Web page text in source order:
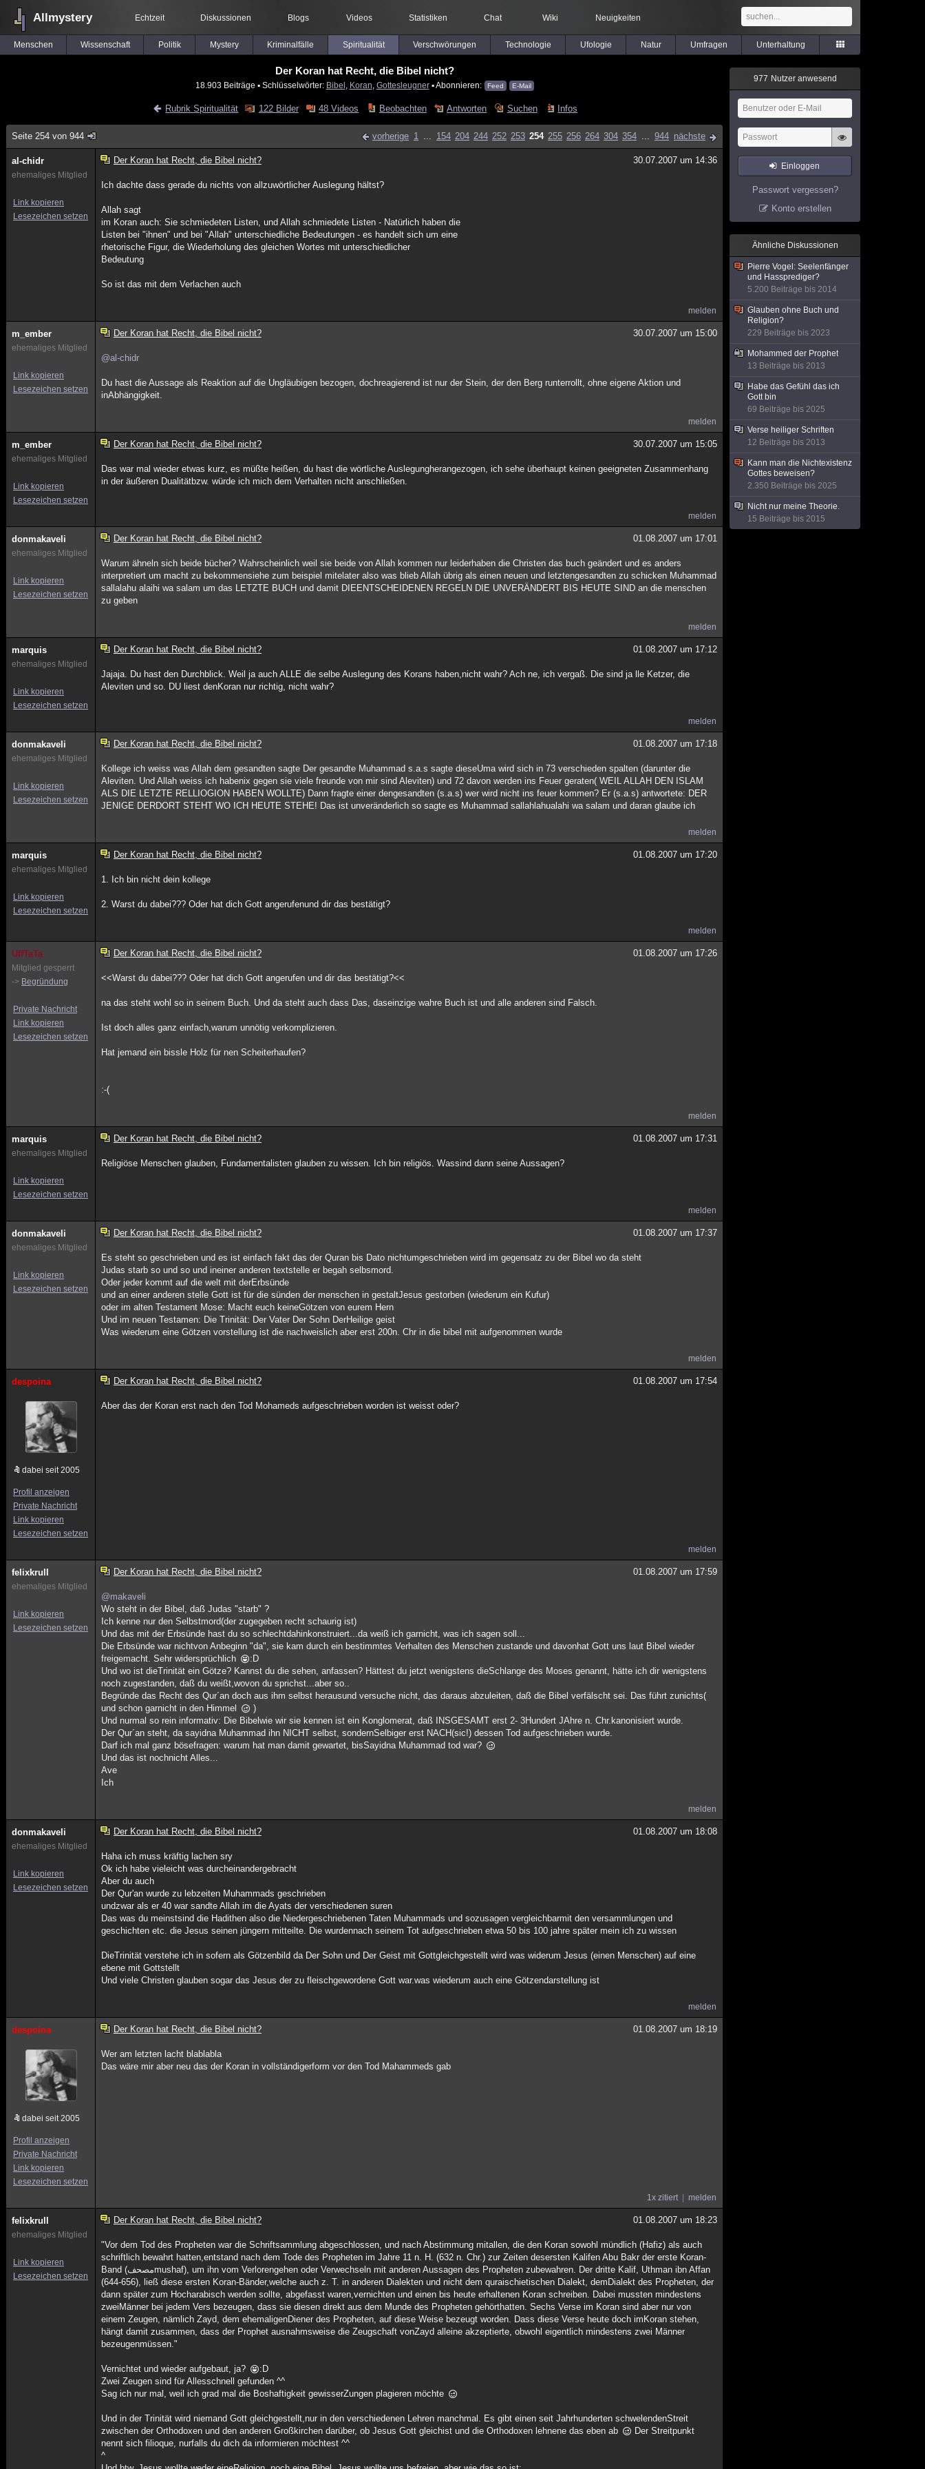
Allmystery Echtzeit Diskussionen Blogs Videos Statistiken Chat Wiki Neuigkeiten
Menschen Wissenschaft Politik Mystery Kriminalfälle Spiritualität Verschwörungen Technologie Ufologie Natur Umfragen Unterhaltung
Der Koran hat Recht, die Bibel nicht?
18.903 Beiträge ▪ Schlüsselwörter: Bibel Koran Gottesleugner▪ Abonnieren: Feed E-Mail
Rubrik Spiritualität 122 Bilder 48 Videos Beobachten Antworten Suchen Infos
Seite 254 von 944 vorherige 1 ... 154 204 244 252 253 254 255 256 264 304 354 ... 944 nächste
al-chidr
ehemaliges Mitglied
Link kopieren
Lesezeichen setzen
Der Koran hat Recht, die Bibel nicht? 30.07.2007 um 14:36
Ich dachte dass gerade du nichts von allzuwörtlicher Auslegung hältst?
Allah sagt
im Koran auch: Sie schmiedeten Listen, und Allah schmiedete Listen - Natürlich haben die
Listen bei "ihnen" und bei "Allah" unterschiedliche Bedeutungen - es handelt sich um eine
rhetorische Figur, die Wiederholung des gleichen Wortes mit unterschiedlicher
Bedeutung
So ist das mit dem Verlachen auch
melden
m_ember
ehemaliges Mitglied
Link kopieren
Lesezeichen setzen
Der Koran hat Recht, die Bibel nicht? 30.07.2007 um 15:00
@al-chidr
Du hast die Aussage als Reaktion auf die Ungläubigen bezogen, dochreagierend ist nur der Stein, der den Berg runterrollt, ohne eigene Aktion und
inAbhängigkeit.
melden
m_ember
ehemaliges Mitglied
Link kopieren
Lesezeichen setzen
Der Koran hat Recht, die Bibel nicht? 30.07.2007 um 15:05
Das war mal wieder etwas kurz, es müßte heißen, du hast die wörtliche Auslegungherangezogen, ich sehe überhaupt keinen geeigneten Zusammenhang
in der äußeren Dualitätbzw. würde ich mich dem Verhalten nicht anschließen.
melden
donmakaveli
ehemaliges Mitglied
Link kopieren
Lesezeichen setzen
Der Koran hat Recht, die Bibel nicht? 01.08.2007 um 17:01
Warum ähneln sich beide bücher? Wahrscheinlich weil sie beide von Allah kommen nur leiderhaben die Christen das buch geändert und es anders
interpretiert um macht zu bekommensiehe zum beispiel mitelater also was blieb Allah übrig als einen neuen und letztengesandten zu schicken Muhammad
sallalahu alaihi wa salam um das LETZTE BUCH und damit DIEENTSCHEIDENEN REGELN DIE UNVERÄNDERT BIS HEUTE SIND an die menschen
zu geben
melden
marquis
ehemaliges Mitglied
Link kopieren
Lesezeichen setzen
Der Koran hat Recht, die Bibel nicht? 01.08.2007 um 17:12
Jajaja. Du hast den Durchblick. Weil ja auch ALLE die selbe Auslegung des Korans haben,nicht wahr? Ach ne, ich vergaß. Die sind ja lle Ketzer, die
Aleviten und so. DU liest denKoran nur richtig, nicht wahr?
melden
donmakaveli
ehemaliges Mitglied
Link kopieren
Lesezeichen setzen
Der Koran hat Recht, die Bibel nicht? 01.08.2007 um 17:18
Kollege ich weiss was Allah dem gesandten sagte Der gesandte Muhammad s.a.s sagte dieseUma wird sich in 73 verschieden spalten (darunter die
Aleviten. Und Allah weiss ich habenix gegen sie viele freunde von mir sind Aleviten) und 72 davon werden ins Feuer geraten( WEIL ALLAH DEN ISLAM
ALS DIE LETZTE RELLIOGION HABEN WOLLTE) Dann fragte einer dengesandten (s.a.s) wer wird nicht ins feuer kommen? Er (s.a.s) antwortete: DER
JENIGE DERDORT STEHT WO ICH HEUTE STEHE! Das ist unveränderlich so sagte es Muhammad sallahlahualahi wa salam und daran glaube ich
melden
marquis
ehemaliges Mitglied
Link kopieren
Lesezeichen setzen
Der Koran hat Recht, die Bibel nicht? 01.08.2007 um 17:20
1. Ich bin nicht dein kollege
2. Warst du dabei??? Oder hat dich Gott angerufenund dir das bestätigt?
melden
UffTaTa
Mitglied gesperrt
-> Begründung
Private Nachricht
Link kopieren
Lesezeichen setzen
Der Koran hat Recht, die Bibel nicht? 01.08.2007 um 17:26
<<Warst du dabei??? Oder hat dich Gott angerufen und dir das bestätigt?<<
na das steht wohl so in seinem Buch. Und da steht auch dass Das, daseinzige wahre Buch ist und alle anderen sind Falsch.
Ist doch alles ganz einfach,warum unnötig verkomplizieren.
Hat jemand ein bissle Holz für nen Scheiterhaufen?
:-(
melden
marquis
ehemaliges Mitglied
Link kopieren
Lesezeichen setzen
Der Koran hat Recht, die Bibel nicht? 01.08.2007 um 17:31
Religiöse Menschen glauben, Fundamentalisten glauben zu wissen. Ich bin religiös. Wassind dann seine Aussagen?
melden
donmakaveli
ehemaliges Mitglied
Link kopieren
Lesezeichen setzen
Der Koran hat Recht, die Bibel nicht? 01.08.2007 um 17:37
Es steht so geschrieben und es ist einfach fakt das der Quran bis Dato nichtumgeschrieben wird im gegensatz zu der Bibel wo da steht
Judas starb so und so und ineiner anderen textstelle er begah selbsmord.
Oder jeder kommt auf die welt mit derErbsünde
und an einer anderen stelle Gott ist für die sünden der menschen in gestaltJesus gestorben (wiederum ein Kufur)
oder im alten Testament Mose: Macht euch keineGötzen von eurem Hern
Und im neuen Testamen: Die Trinität: Der Vater Der Sohn DerHeilige geist
Was wiederum eine Götzen vorstellung ist die nachweislich aber erst 200n. Chr in die bibel mit aufgenommen wurde
melden
despoina
dabei seit 2005
Profil anzeigen
Private Nachricht
Link kopieren
Lesezeichen setzen
Der Koran hat Recht, die Bibel nicht? 01.08.2007 um 17:54
Aber das der Koran erst nach den Tod Mohameds aufgeschrieben worden ist weisst oder?
melden
felixkrull
ehemaliges Mitglied
Link kopieren
Lesezeichen setzen
Der Koran hat Recht, die Bibel nicht? 01.08.2007 um 17:59
@makaveli
Wo steht in der Bibel, daß Judas "starb" ?
Ich kenne nur den Selbstmord(der zugegeben recht schaurig ist)
Und das mit der Erbsünde hast du so schlechtdahinkonstruiert...da weiß ich garnicht, was ich sagen soll...
Die Erbsünde war nichtvon Anbeginn "da", sie kam durch ein bestimmtes Verhalten des Menschen zustande und davonhat Gott uns laut Bibel wieder
freigemacht. Sehr widersprüchlich
:D
Und wo ist dieTrinität ein Götze? Kannst du die sehen, anfassen? Hättest du jetzt wenigstens dieSchlange des Moses genannt, hätte ich dir wenigstens
noch zugestanden, daß du weißt,wovon du sprichst...aber so..
Begründe das Recht des Qur´an doch aus ihm selbst herausund versuche nicht, das daraus abzuleiten, daß die Bibel verfälscht sei. Das führt zunichts(
und schon garnicht in den Himmel
)
Und nurmal so rein informativ: Die Bibelwie wir sie kennen ist ein Konglomerat, daß INSGESAMT erst 2- 3Hundert JAhre n. Chr.kanonisiert wurde.
Der Qur´an steht, da sayidna Muhammad ihn NICHT selbst, sondernSelbiger erst NACH(sic!) dessen Tod aufgeschrieben wurde.
Darf ich mal ganz bösefragen: warum hat man damit gewartet, bisSayidna Muhammad tod war?
Und das ist nochnicht Alles...
Ave
Ich
melden
donmakaveli
ehemaliges Mitglied
Link kopieren
Lesezeichen setzen
Der Koran hat Recht, die Bibel nicht? 01.08.2007 um 18:08
Haha ich muss kräftig lachen sry
Ok ich habe vieleicht was durcheinandergebracht
Aber du auch
Der Qur'an wurde zu lebzeiten Muhammads geschrieben
undzwar als er 40 war sandte Allah im die Ayats der verschiedenen suren
Das was du meinstsind die Hadithen also die Niedergeschriebenen Taten Muhammads und sozusagen vergleichbarmit den versammlungen und
geschichten etc. die Jesus seinen jüngern mitteilte. Die wurdennach seinem Tot aufgeschrieben etwa 50 bis 100 jahre später mein ich zu wissen
DieTrinität verstehe ich in sofern als Götzenbild da Der Sohn und Der Geist mit Gottgleichgestellt wird was widerum Jesus (einen Menschen) auf eine
ebene mit Gottstellt
Und viele Christen glauben sogar das Jesus der zu fleischgewordene Gott war.was wiederum auch eine Götzendarstellung ist
melden
despoina
dabei seit 2005
Profil anzeigen
Private Nachricht
Link kopieren
Lesezeichen setzen
Der Koran hat Recht, die Bibel nicht? 01.08.2007 um 18:19
Wer am letzten lacht blablabla
Das wäre mir aber neu das der Koran in vollständigerform vor den Tod Mahammeds gab
1x zitiert melden
felixkrull
ehemaliges Mitglied
Link kopieren
Lesezeichen setzen
Der Koran hat Recht, die Bibel nicht? 01.08.2007 um 18:23
"Vor dem Tod des Propheten war die Schriftsammlung abgeschlossen, und nach Abstimmung mitallen, die den Koran sowohl mündlich (Hafiz) als auch
schriftlich bewahrt hatten,entstand nach dem Tode des Propheten im Jahre 11 n. H. (632 n. Chr.) zur Zeiten desersten Kalifen Abu Bakr der erste Koran-
Band (مصحف‎mushaf), um ihn vom Verlorengehen oder Verwechseln mit anderen Aussagen des Propheten zubewahren. Der dritte Kalif, Uthman ibn Affan
(644-656), ließ diese ersten Koran-Bänder,welche auch z. T. in anderen Dialekten und nicht dem quraischietischen Dialekt, demDialekt des Propheten, der
dann später zum Hocharabisch werden sollte, abgefasst waren,vernichten und einen bis heute erhaltenen Koran schreiben. Dabei mussten mindestens
zweiMänner bei jedem Vers bezeugen, dass sie diesen direkt aus dem Munde des Propheten gehörthatten. Sechs Verse im Koran sind aber nur von
einem Zeugen, nämlich Zayd, dem ehemaligenDiener des Propheten, auf diese Weise bezeugt worden. Dass diese Verse heute doch imKoran stehen,
hängt damit zusammen, dass der Prophet ausnahmsweise die Zeugschaft vonZayd alleine akzeptierte, obwohl eigentlich mindestens zwei Männer
bezeugenmüssen."
Vernichtet und wieder aufgebaut, ja?
:D
Zwei Zeugen sind für Allesschnell gefunden ^^
Sag ich nur mal, weil ich grad mal die Boshaftigkeit gewisserZungen plagieren möchte
Und in der Trinität wird niemand Gott gleichgestellt,nur in den verschiedenen Lehren manchmal. Es gibt einen seit Jahrhunderten schwelendenStreit
zwischen der Orthodoxen und den anderen Großkirchen darüber, ob Jesus Gott gleichist und die Orthodoxen lehnene das eben ab
Der Streitpunkt
nennt sich filioque, nurfalls du dich da informieren möchtest ^^
^
977 Nutzer anwesend
Einloggen
Passwort vergessen?
Konto erstellen
Ähnliche Diskussionen
Pierre Vogel: Seelenfänger
und Hassprediger?
5.200 Beiträge bis 2014
Glauben ohne Buch und
Religion?
229 Beiträge bis 2023
Mohammed der Prophet
13 Beiträge bis 2013
Habe das Gefühl das ich
Gott bin
69 Beiträge bis 2025
Verse heiliger Schriften
12 Beiträge bis 2013
Kann man die Nichtexistenz
Gottes beweisen?
2.350 Beiträge bis 2025
Nicht nur meine Theorie.
15 Beiträge bis 2015